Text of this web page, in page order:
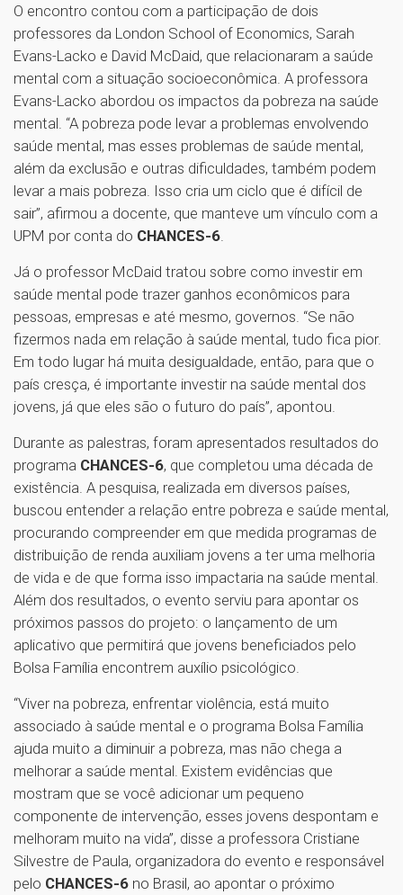
O encontro contou com a participação de dois
professores da London School of Economics, Sarah
Evans-Lacko e David McDaid, que relacionaram a saúde
mental com a situação socioeconômica. A professora
Evans-Lacko abordou os impactos da pobreza na saúde
mental. “A pobreza pode levar a problemas envolvendo
saúde mental, mas esses problemas de saúde mental,
além da exclusão e outras dificuldades, também podem
levar a mais pobreza. Isso cria um ciclo que é difícil de
sair”, afirmou a docente, que manteve um vínculo com a
UPM por conta do CHANCES-6
Já o professor McDaid tratou sobre como investir em
saúde mental pode trazer ganhos econômicos para
pessoas, empresas e até mesmo, governos. “Se não
fizermos nada em relação à saúde mental, tudo fica pior.
Em todo lugar há muita desigualdade, então, para que o
país cresça, é importante investir na saúde mental dos
jovens, já que eles são o futuro do país”, apontou.
Durante as palestras, foram apresentados resultados do
programa CHANCES-6, que completou uma década de
existência. A pesquisa, realizada em diversos países,
buscou entender a relação entre pobreza e saúde mental,
procurando compreender em que medida programas de
distribuição de renda auxiliam jovens a ter uma melhoria
de vida e de que forma isso impactaria na saúde mental.
Além dos resultados, o evento serviu para apontar os
próximos passos do projeto: o lançamento de um
aplicativo que permitirá que jovens beneficiados pelo
Bolsa Família encontrem auxílio psicológico.
“Viver na pobreza, enfrentar violência, está muito
associado à saúde mental e o programa Bolsa Família
ajuda muito a diminuir a pobreza, mas não chega a
melhorar a saúde mental. Existem evidências que
mostram que se você adicionar um pequeno
componente de intervenção, esses jovens despontam e
melhoram muito na vida”, disse a professora Cristiane
Silvestre de Paula, organizadora do evento e responsável
pelo CHANCES-6 no Brasil, ao apontar o próximo